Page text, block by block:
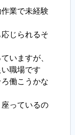
業で未経験
じられるそ
いますが、
職場です
働こうかな
っているの